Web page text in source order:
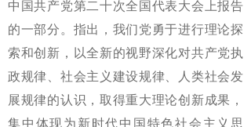
中国共产党第二十次全国代表大会上报告
的一部分。指出，我们党勇于进行理论探
索和创新，以全新的视野深化对共产党执
政规律、社会主义建设规律、人类社会发
展规律的认识，取得重大理论创新成果，
集中体现为新时代中国特色社会主义思